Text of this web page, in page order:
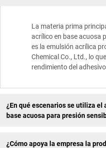
La materia prima
acrílico en base acuosa
es la emulsión acrílica
Chemical Co., Ltd., lo
rendimiento del
¿En qué escenarios se utiliza el
base acuosa para presión
¿Cómo apoya la empresa la